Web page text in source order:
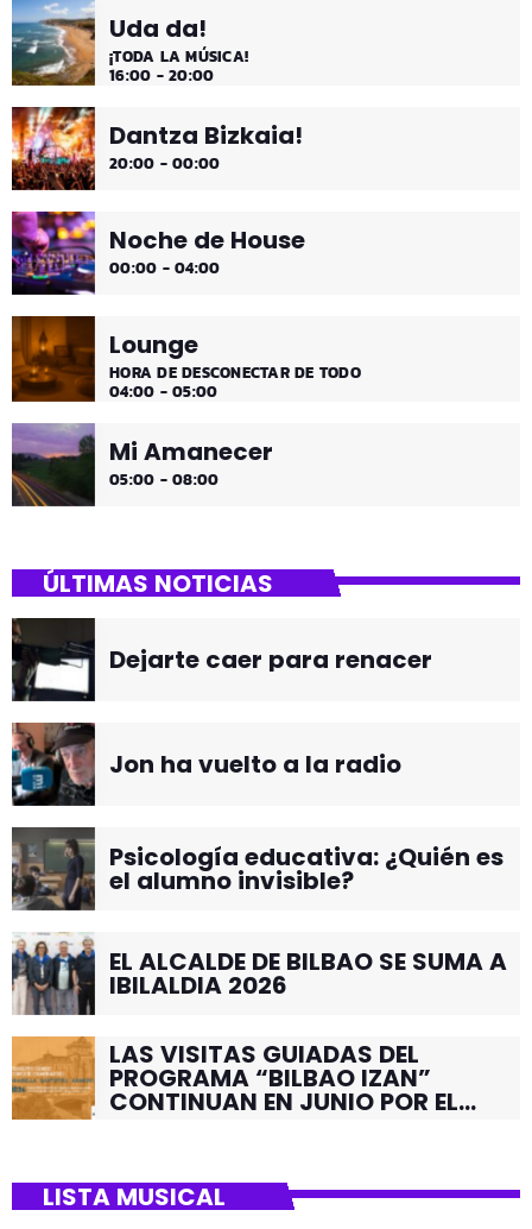
comienzo de tarde de los fines de semana, de 2 a 4.
¡Disfruta!
Uda da!
¡TODA LA MÚSICA!
16:00 - 20:00
Dantza Bizkaia!
20:00 - 00:00
Noche de House
00:00 - 04:00
Lounge
HORA DE DESCONECTAR DE TODO
04:00 - 05:00
Mi Amanecer
05:00 - 08:00
ÚLTIMAS NOTICIAS
Dejarte caer para renacer
Jon ha vuelto a la radio
Psicología educativa: ¿Quién es
el alumno invisible?
EL ALCALDE DE BILBAO SE SUMA A
IBILALDIA 2026
LAS VISITAS GUIADAS DEL
PROGRAMA “BILBAO IZAN”
CONTINUAN EN JUNIO POR EL
LISTA MUSICAL